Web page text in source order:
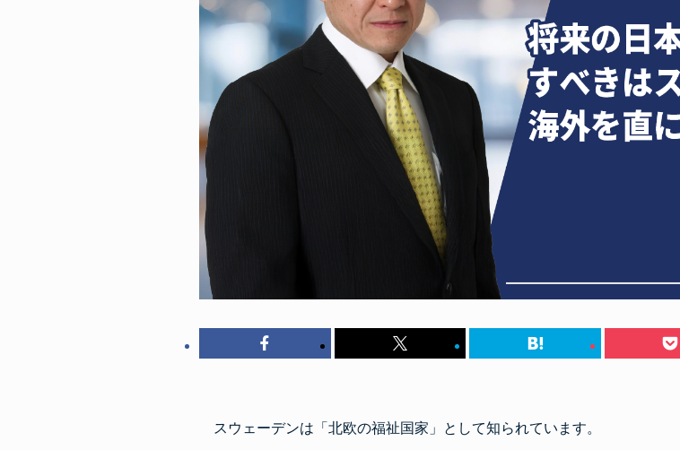
スウェーデンは「北欧の福祉国家」として知られています。